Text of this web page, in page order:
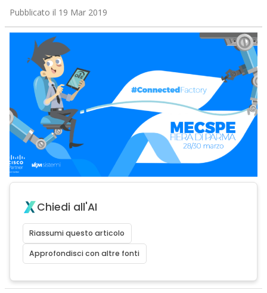
Pubblicato il 19 Mar 2019
Chiedi all'AI
Riassumi questo articolo
Approfondisci con altre fonti